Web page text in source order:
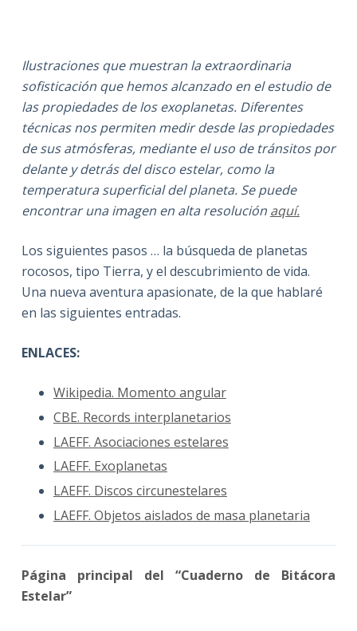
Ilustraciones que muestran la extraordinaria
sofisticación que hemos alcanzado en el estudio de
las propiedades de los exoplanetas. Diferentes
técnicas nos permiten medir desde las propiedades
de sus atmósferas, mediante el uso de tránsitos por
delante y detrás del disco estelar, como la
temperatura superficial del planeta. Se puede
encontrar una imagen en alta resolución aquí.
Los siguientes pasos … la búsqueda de planetas
rocosos, tipo Tierra, y el descubrimiento de vida.
Una nueva aventura apasionate, de la que hablaré
en las siguientes entradas.
ENLACES:
Wikipedia. Momento angular
CBE. Records interplanetarios
LAEFF. Asociaciones estelares
LAEFF. Exoplanetas
LAEFF. Discos circunestelares
LAEFF. Objetos aislados de masa planetaria
Página principal del “Cuaderno de Bitácora
Estelar”